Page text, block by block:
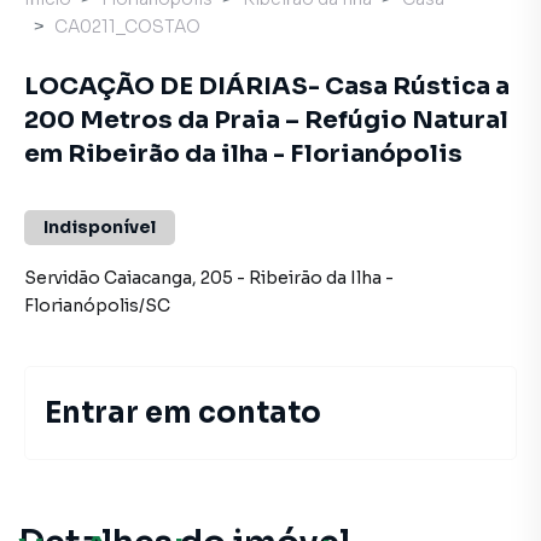
CA0211_COSTAO
LOCAÇÃO DE DIÁRIAS- Casa Rústica a
200 Metros da Praia – Refúgio Natural
em Ribeirão da ilha - Florianópolis
Indisponível
Servidão Caiacanga, 205 - Ribeirão da Ilha -
Florianópolis/SC
Entrar em contato